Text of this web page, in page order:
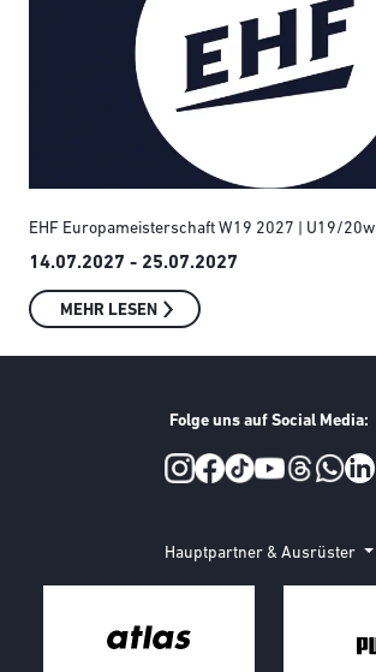
EHF Europameisterschaft W19 2027 | U19/20w
14.07.2027 - 25.07.2027
MEHR LESEN
Folge uns auf Social Media:
Hauptpartner & Ausrüster